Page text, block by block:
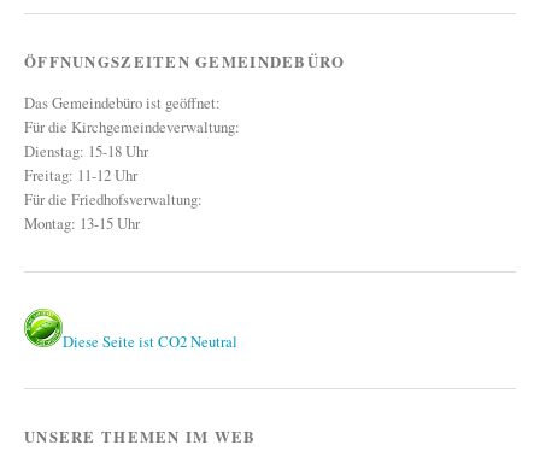
ÖFFNUNGSZEITEN GEMEINDEBÜRO
Das Gemeindebüro ist geöffnet:
Für die Kirchgemeindeverwaltung:
Dienstag: 15-18 Uhr
Freitag: 11-12 Uhr
Für die Friedhofsverwaltung:
Montag: 13-15 Uhr
Diese Seite ist CO2 Neutral
UNSERE THEMEN IM WEB